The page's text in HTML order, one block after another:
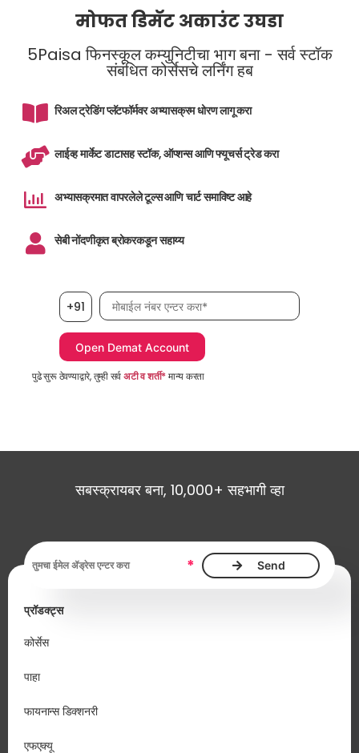
मोफत डिमॅट अकाउंट उघडा
5Paisa फिनस्कूल कम्युनिटीचा भाग बना - सर्व स्टॉक
संबंधित कोर्सेसचे लर्निंग हब
रिअल ट्रेडिंग प्लॅटफॉर्मवर अभ्यासक्रम धोरण लागू करा
लाईव्ह मार्केट डाटासह स्टॉक, ऑप्शन्स आणि फ्यूचर्स ट्रेड करा
अभ्यासक्रमात वापरलेले टूल्स आणि चार्ट समाविष्ट आहे
सेबी नोंदणीकृत ब्रोकरकडून सहाय्य
+91 मोबाईल नंबर, आवश्यक
पुढे सुरू ठेवण्याद्वारे, तुम्ही सर्वअटी व शर्ती*मान्य करता
सबस्क्रायबर बना, 10,000+ सहभागी व्हा
ईमेल ॲड्रेस, आवश्यक *
प्रॉडक्ट्स
कोर्सेस
पाहा
फायनान्स डिक्शनरी
एफएक्यू